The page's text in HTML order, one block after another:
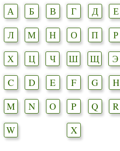
А Б В Г Д Е
Л
М Н О П Р
Х
Ц Ч Ш Щ Э
C
D E F G H
M
N O P Q R
W
X